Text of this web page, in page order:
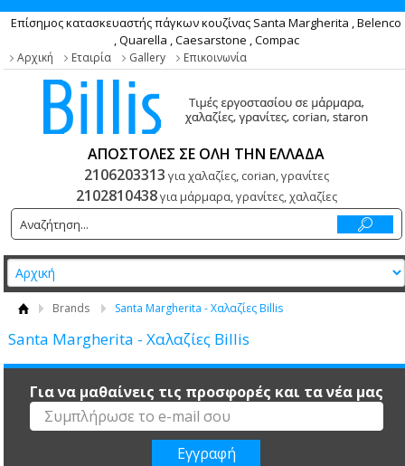
Επίσημος κατασκευαστής πάγκων κουζίνας Santa Margherita , Belenco
, Quarella , Caesarstone , Compac
Αρχική Εταιρία Gallery Επικοινωνία
ΑΠΟΣΤΟΛΕΣ ΣΕ ΟΛΗ ΤΗΝ ΕΛΛΑΔΑ
2106203313 για χαλαζίες, corian, γρανίτες
2102810438για μάρμαρα, γρανίτες, χαλαζίες
Brands Santa Margherita - Χαλαζίες Billis
Santa Margherita - Χαλαζίες Billis
Για να μαθαίνεις τις προσφορές και τα νέα μας